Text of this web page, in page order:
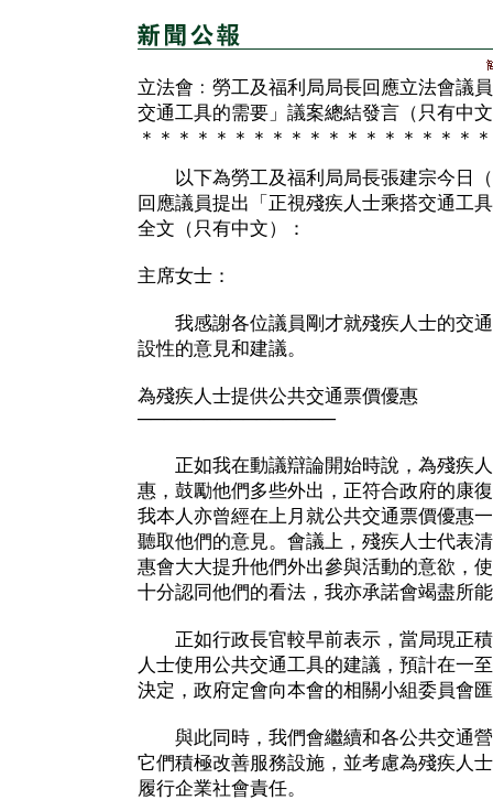
立法會﹕勞工及福利局局長回應立法會議
交通工具的需要」議案總結發言（只有中
＊＊＊＊＊＊＊＊＊＊＊＊＊＊＊＊＊＊
以下為勞工及福利局局長張建宗今日（
回應議員提出「正視殘疾人士乘搭交通工
全文（只有中文）：
主席女士：
我感謝各位議員剛才就殘疾人士的交通
設性的意見和建議。
為殘疾人士提供公共交通票價優惠
───────────────
正如我在動議辯論開始時說，為殘疾人
惠，鼓勵他們多些外出，正符合政府的康
我本人亦曾經在上月就公共交通票價優惠
聽取他們的意見。會議上，殘疾人士代表
惠會大大提升他們外出參與活動的意欲，
十分認同他們的看法，我亦承諾會竭盡所
正如行政長官較早前表示，當局現正積
人士使用公共交通工具的建議，預計在一
決定，政府定會向本會的相關小組委員會
與此同時，我們會繼續和各公共交通營
它們積極改善服務設施，並考慮為殘疾人
履行企業社會責任。